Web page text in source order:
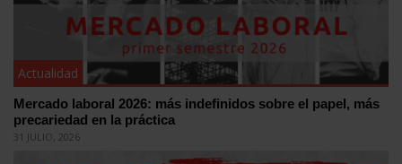
Actualidad
Mercado laboral 2026: más indefinidos sobre el papel, más
precariedad en la práctica
31 JULIO, 2026